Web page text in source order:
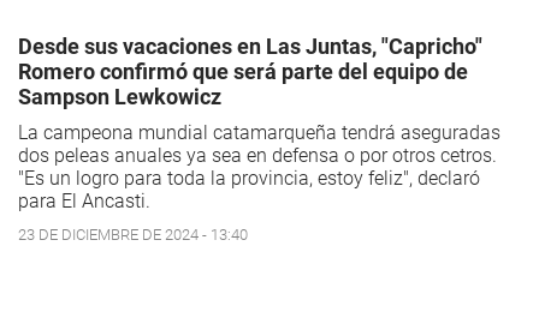
Desde sus vacaciones en Las Juntas, "Capricho"
Romero confirmó que será parte del equipo de
Sampson Lewkowicz
La campeona mundial catamarqueña tendrá aseguradas
dos peleas anuales ya sea en defensa o por otros cetros.
"Es un logro para toda la provincia, estoy feliz", declaró
para El Ancasti.
23 DE DICIEMBRE DE 2024 - 13:40